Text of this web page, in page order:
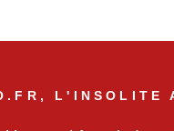
L'INSOLITE